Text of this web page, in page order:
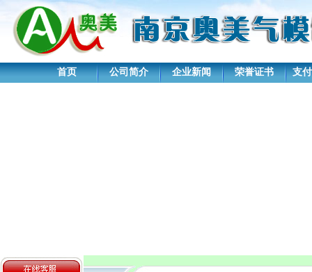
首页 公司简介 企业新闻 荣誉证书 支